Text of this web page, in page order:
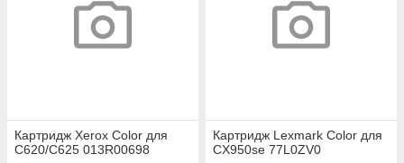
Картридж Xerox Color для
C620/C625 013R00698
Картридж Lexmark Color для
CX950se 77L0ZV0